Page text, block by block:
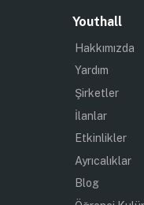
Youthall
Hakkımızda
Yardım
Şirketler
İlanlar
Etkinlikler
Ayrıcalıklar
Blog